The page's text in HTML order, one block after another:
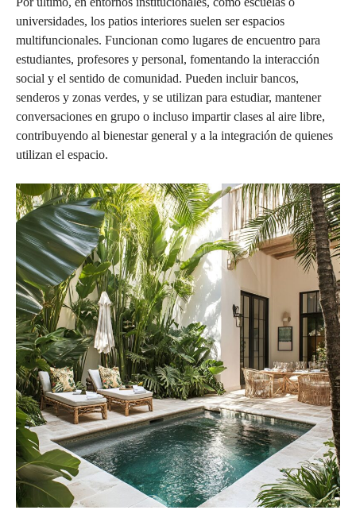
universidades, los patios interiores suelen ser espacios
multifuncionales. Funcionan como lugares de encuentro para
estudiantes, profesores y personal, fomentando la interacción
social y el sentido de comunidad. Pueden incluir bancos,
senderos y zonas verdes, y se utilizan para estudiar, mantener
conversaciones en grupo o incluso impartir clases al aire libre,
contribuyendo al bienestar general y a la integración de quienes
utilizan el espacio.